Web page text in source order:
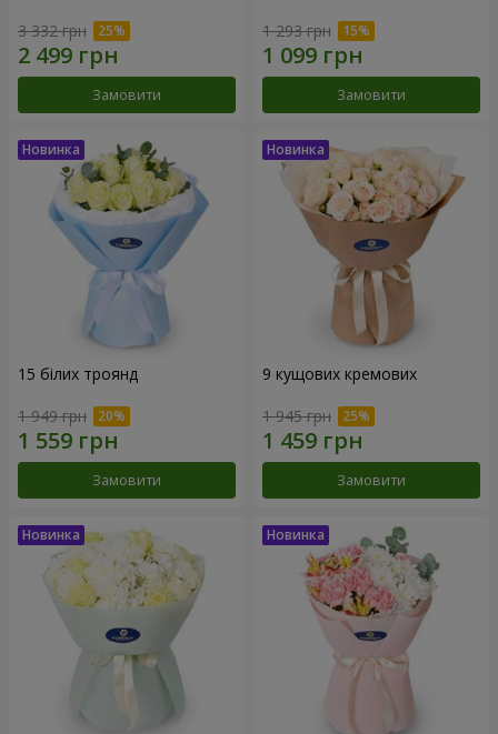
3 332 грн
Замовити
1 293 грн
Замовити
15 білих троянд
1 949 грн
Замовити
9 кущових кремових
1 945 грн
Замовити